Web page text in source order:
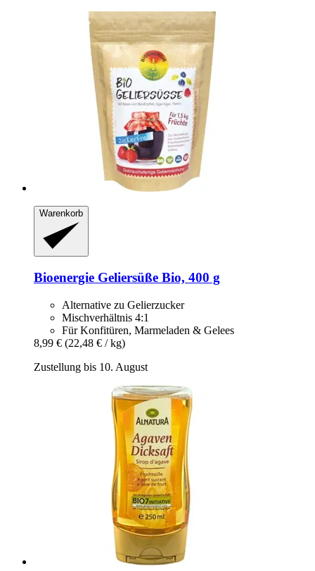
Warenkorb
Bioenergie Geliersüße Bio, 400 g
Alternative zu Gelierzucker
Mischverhältnis 4:1
Für Konfitüren, Marmeladen & Gelees
8,99 € (22,48 € / kg)
Zustellung bis 10. August